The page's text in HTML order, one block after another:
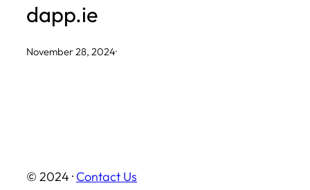
dapp.ie
November 28, 2024·
© 2024 · Contact Us